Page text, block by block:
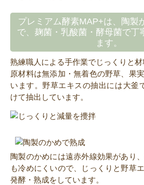
プレミアム酵素MAP+は、陶製
で、麹菌・乳酸菌・酵母菌で丁
ます。
熟練職人による手作業でじっくりと材
原材料は無添加・無着色の野草、果
います。野草エキスの抽出には大釜
けて抽出しています。
陶製のかめには遠赤外線効果があり
も冷めにくいので、じっくりと野草
発酵・熟成をしています。